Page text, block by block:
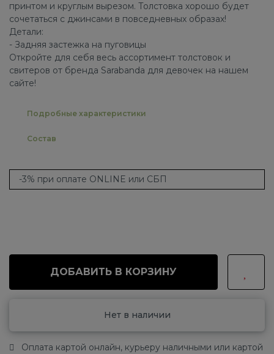
принтом и круглым вырезом. Толстовка хорошо будет
сочетаться с джинсами в повседневных образах!
Детали:
- Задняя застежка на пуговицы
Откройте для себя весь ассортимент толстовок и
свитеров от бренда Sarabanda для девочек на нашем
сайте!
Подробные характеристики
Состав
-3% при оплате ONLINE или СБП
ДОБАВИТЬ В КОРЗИНУ
Нет в наличии
Оплата картой онлайн, курьеру наличными или картой